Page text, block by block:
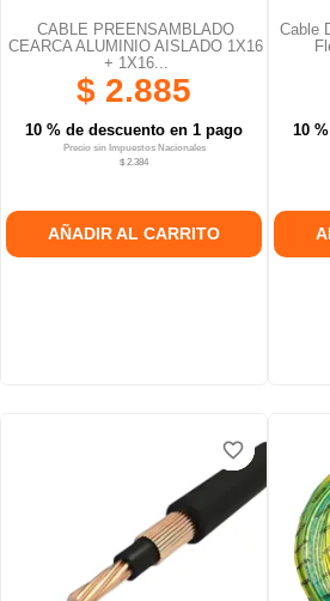
CABLE PREENSAMBLADO
CEARCA ALUMINIO AISLADO 1X16
+ 1X16...
$ 2.885
10 % de descuento en 1 pago
Precio sin Impuestos Nacionales
$ 2.384
AÑADIR AL CARRITO
Cable
10
favorite_border
favorite_border
favorite_border